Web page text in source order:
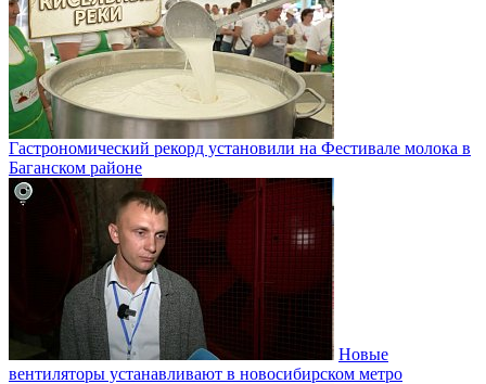
Гастрономический рекорд установили на Фестивале молока в
Баганском районе
Новые
вентиляторы устанавливают в новосибирском метро